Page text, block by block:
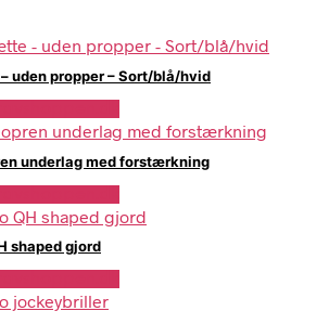
uden propper – Sort/blå/hvid
underlag med forstærkning
shaped gjord